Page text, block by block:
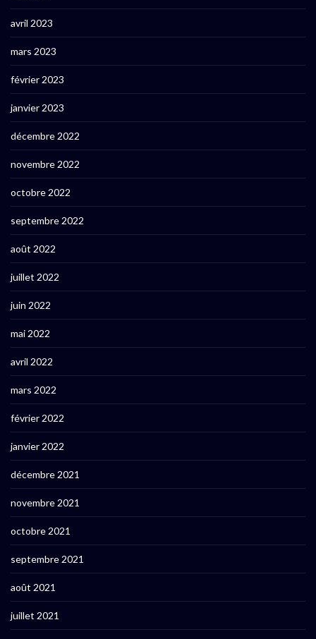
avril 2023
mars 2023
février 2023
janvier 2023
décembre 2022
novembre 2022
octobre 2022
septembre 2022
août 2022
juillet 2022
juin 2022
mai 2022
avril 2022
mars 2022
février 2022
janvier 2022
décembre 2021
novembre 2021
octobre 2021
septembre 2021
août 2021
juillet 2021